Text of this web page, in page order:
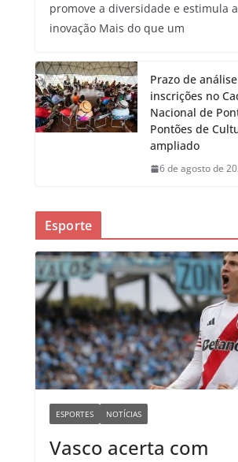
promove a diversidade e estimula a
inovação Mais do que um
Prazo de
inscrições no
Nacional de
Pontões de
ampliado
6 de agosto de
Esporte
ESPORTES NOTÍCIAS
Vasco acerta com